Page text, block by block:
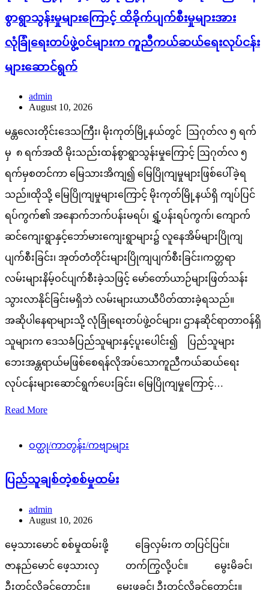
စွာရွာသွန်းမှုများကြောင့် ထိခိုက်ပျက်စီးမှုများအား
လုံခြုံရေးတပ်ဖွဲ့ဝင်များက ကူညီကယ်ဆယ်ရေးလုပ်ငန်း
များဆောင်ရွက်
admin
August 10, 2026
မန္တလေးတိုင်းဒေသကြီး၊ မိုးကုတ်မြို့နယ်တွင် ဩဂုတ်လ ၅ ရက်
မှ ၈ ရက်အထိ မိုးသည်းထန်စွာရွာသွန်းမှုကြောင့် ဩဂုတ်လ ၅
ရက်မှစတင်ကာ မြေသားအိကျ၍ မြေပြိုကျမှုများဖြစ်ပေါ်ခဲ့ရ
သည်။ထိုသို့ မြေပြိုကျမှုများကြောင့် မိုးကုတ်မြို့နယ်ရှိ ကျပ်ပြင်
ရပ်ကွက်၏ အနောက်ဘက်ပန်းမရပ်၊ ရွှံ့ပန်းရပ်ကွက်၊ ကျောက်
ဆင်ကျေးရွာနှင့်ဘော်မားကျေးရွာများ၌ လူနေအိမ်များပြိုကျ
ပျက်စီးခြင်း၊ အုတ်တံတိုင်းများပြိုကျပျက်စီးခြင်း၊ကတ္တရာ
လမ်းများနိမ့်ဝင်ပျက်စီးခဲ့သဖြင့် မော်တော်ယာဉ်များဖြတ်သန်း
သွားလာနိုင်ခြင်းမရှိဘဲ လမ်းများယာယီပိတ်ထားခဲ့ရသည်။
အဆိုပါနေရာများသို့ လုံခြုံရေးတပ်ဖွဲ့ဝင်များ၊ ဌာနဆိုင်ရာတာဝန်ရှိ
သူများက ဒေသခံပြည်သူများနှင့်ပူးပေါင်း၍ ပြည်သူများ
ဘေးအန္တရာယ်မဖြစ်စေရန်လိုအပ်သောကူညီကယ်ဆယ်ရေး
လုပ်ငန်းများဆောင်ရွက်ပေးခြင်း၊ မြေပြိုကျမှုကြောင့်…
Read More
ဝတ္ထု/ကာတွန်း/ကဗျာများ
ပြည်သူချစ်တဲ့စစ်မှုထမ်း
admin
August 10, 2026
မေ့သားမောင် စစ်မှုထမ်းဖို့ ခြေလှမ်းက တပြင်ပြင်။
ဇာနည်မောင် ဖေ့သားလှ တက်ကြွလို့ပင်။ မွေးမိခင်၊
ဦးတင်လို့ခွင့်တောင်း။ မွေးဖခင်၊ ဦးတင်လို့ခွင့်တောင်း။